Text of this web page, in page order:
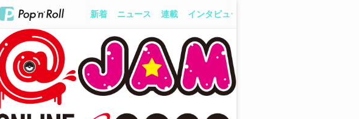
新着 ニュース 連載 インタビュー